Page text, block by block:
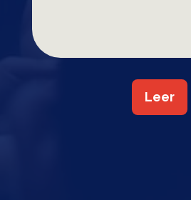
Leer